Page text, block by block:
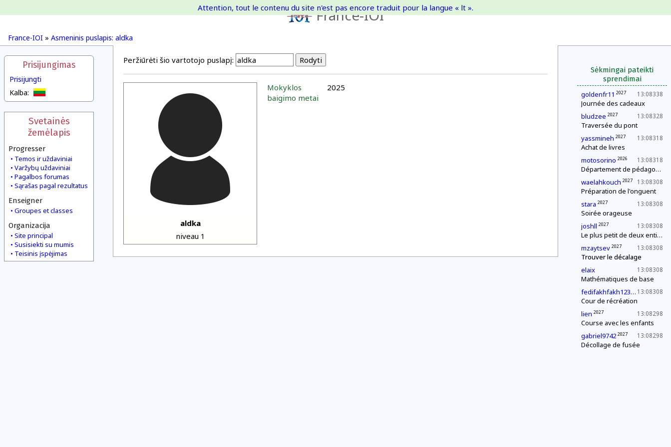
France-IOI
France-IOI » Asmeninis puslapis: aldka
Attention, tout le contenu du site n'est pas encore traduit pour la langue « lt ».
Prisijungimas
Prisijungti
Kalba:
Svetainės
žemėlapis
Progresser
Temos ir uždaviniai
Varžybų uždaviniai
Pagalbos forumas
Sąrašas pagal rezultatus
Enseigner
Groupes et classes
Organizacija
Site principal
Susisiekti su mumis
Teisinis įspėjimas
Sėkmingai pateikti
sprendimai
13:08338
goldenfr11 2027
Journée des cadeaux
13:08328
bludzee 2027
Traversée du pont
13:08318
yassmineh 2027
Achat de livres
13:08318
motosorino 2026
Département de pédagogie : le « c'est plus, c'est moins »
13:08308
waelahkouch 2027
Préparation de l'onguent
13:08308
stara 2027
Soirée orageuse
13:08308
joshll 2027
Le plus petit de deux entiers
13:08308
mzaytsev 2027
Trouver le décalage
13:08308
elaix
Mathématiques de base
13:08308
fedifakhfakh1232027
Cour de récréation
13:08298
lien 2027
Course avec les enfants
13:08298
gabriel9742 2027
Décollage de fusée
Peržiūrėti šio vartotojo puslapį:
aldka
niveau 1
Mokyklos
baigimo metai
2025